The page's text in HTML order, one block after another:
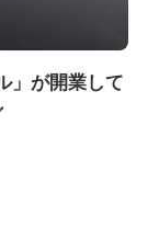
」が開業して